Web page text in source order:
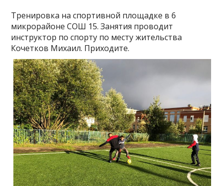
Тренировка на спортивной площадке в 6
микрорайоне СОШ 15. Занятия проводит
инструктор по спорту по месту жительства
Кочетков Михаил. Приходите.